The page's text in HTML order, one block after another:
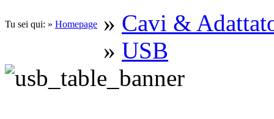
Tu sei qui: » Homepage » Cavi &
» USB